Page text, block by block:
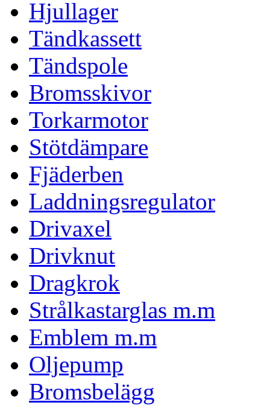
Hjullager
Tändkassett
Tändspole
Bromsskivor
Torkarmotor
Stötdämpare
Fjäderben
Laddningsregulator
Drivaxel
Drivknut
Dragkrok
Strålkastarglas m.m
Emblem m.m
Oljepump
Bromsbelägg